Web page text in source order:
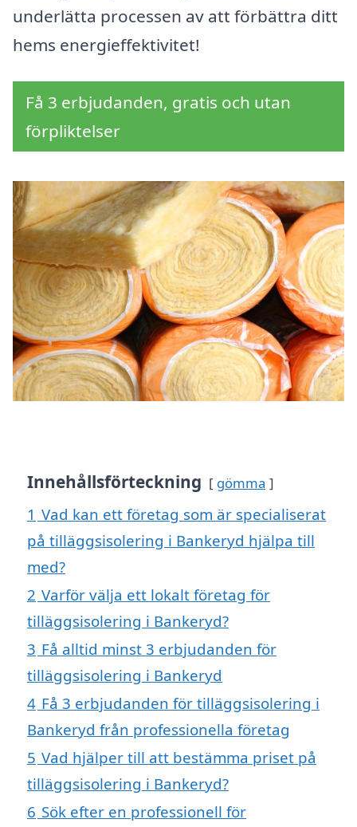
underlätta processen av att förbättra ditt
hems energieffektivitet!
Få 3 erbjudanden, gratis och utan
förpliktelser
Innehållsförteckning gömma
1 Vad kan ett företag som är specialiserat
på tilläggsisolering i Bankeryd hjälpa till
med?
2 Varför välja ett lokalt företag för
tilläggsisolering i Bankeryd?
3 Få alltid minst 3 erbjudanden för
tilläggsisolering i Bankeryd
4 Få 3 erbjudanden för tilläggsisolering i
Bankeryd från professionella företag
5 Vad hjälper till att bestämma priset på
tilläggsisolering i Bankeryd?
6 Sök efter en professionell för